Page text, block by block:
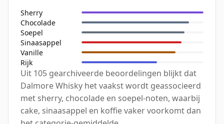
Sherry
Chocolade
Soepel
Sinaasappel
Vanille
Rijk
Uit 105 gearchiveerde beoordelingen blijkt dat
Dalmore Whisky het vaakst wordt geassocieerd
met sherry, chocolade en soepel-noten, waarbij
cake, sinaasappel en koffie vaker voorkomt dan